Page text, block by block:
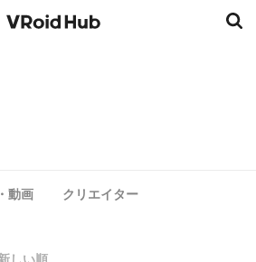
動画 クリエイター
しい順